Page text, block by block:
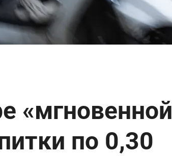
«мгновенной
по 0,30